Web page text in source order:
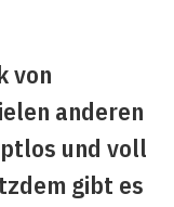
von
anderen
und voll
gibt es